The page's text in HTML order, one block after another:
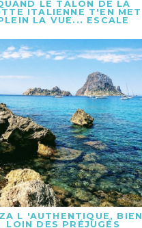
LE TALON DE LA
ITALIENNE T'EN MET
LA VUE... ESCALE
L 'AUTHENTIQUE, BIEN
LOIN DES PRÉJUGÉS